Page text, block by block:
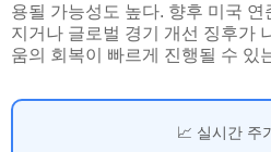
용될 가능성도 높다. 향후 미국
지거나 글로벌 경기 개선 징후가
움의 회복이 빠르게 진행될 수 있
📈 실시간 주